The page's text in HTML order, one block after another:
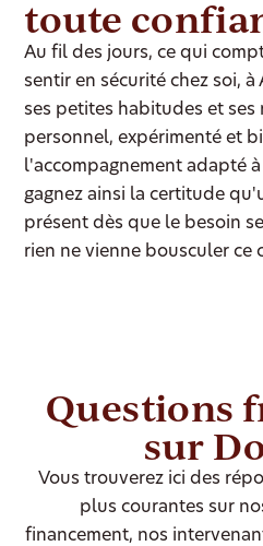
toute
Au fil des jours, ce qui
sentir en sécurité chez soi,
ses petites habitudes et ses
personnel, expérimenté et
l'accompagnement adapté
gagnez ainsi la certitude
présent dès que le besoin
rien ne vienne bousculer ce
Questions
sur
Vous trouverez ici des
plus courantes sur
financement, nos